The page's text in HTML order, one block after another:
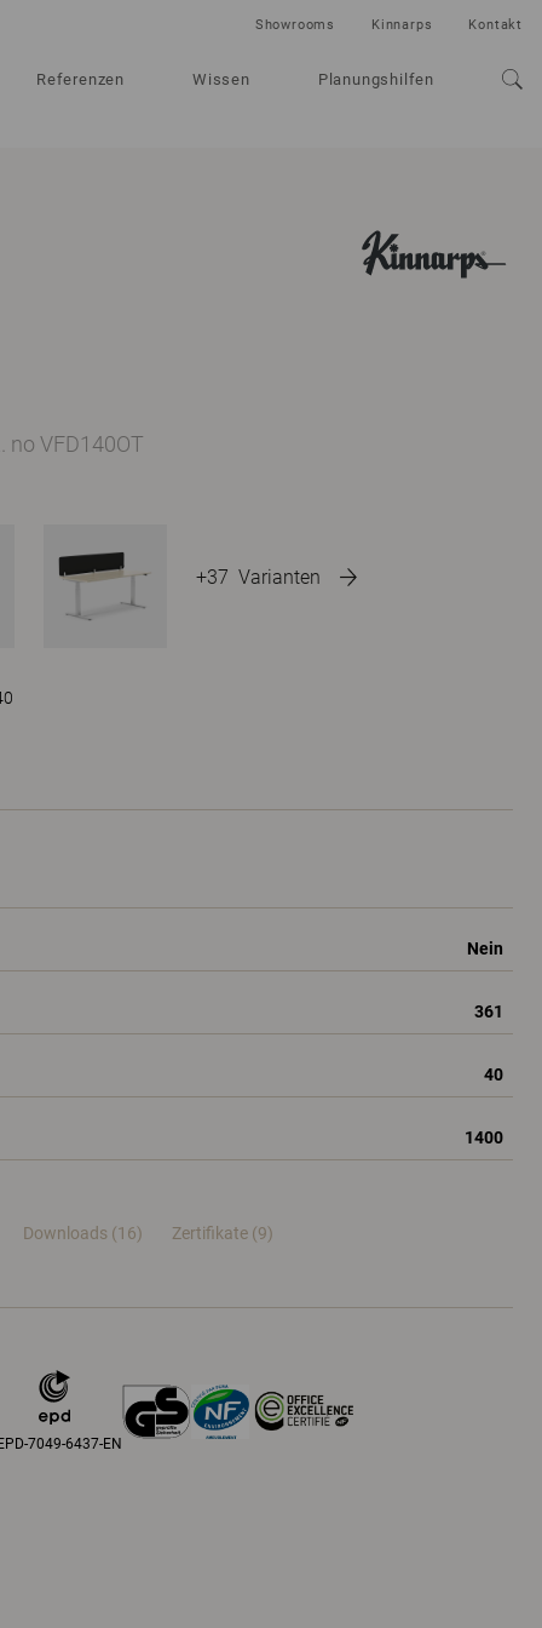
Referenzen Wissen Planungshilfen
Showrooms Kinnarps Kontakt
+37 Varianten
no VFD140OT
Nein
361
40
1400
Downloads (16) Zertifikate (9)
7049-6437-EN